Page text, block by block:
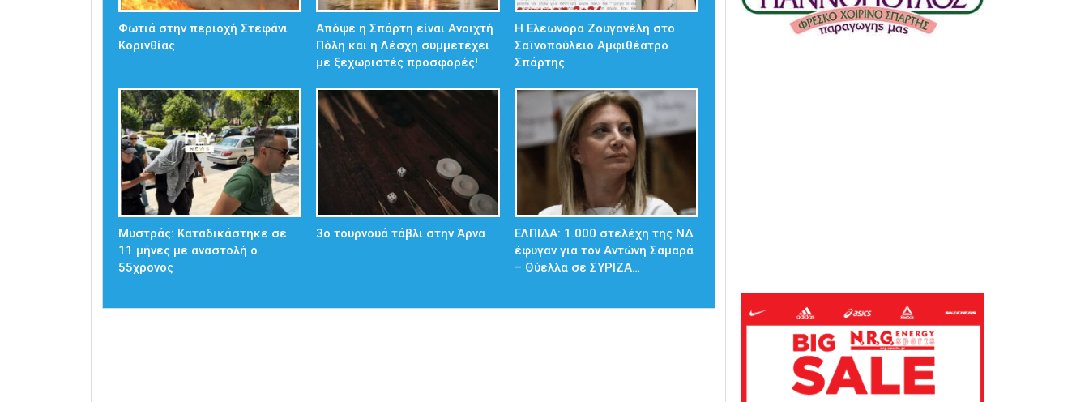
Φωτιά στην περιοχή Στεφάνι
Κορινθίας
Απόψε η Σπάρτη είναι Ανοιχτή
Πόλη και η Λέσχη συμμετέχει
με ξεχωριστές προσφορές!
Η Ελεωνόρα Ζουγανέλη στο
Σαϊνοπούλειο Αμφιθέατρο
Σπάρτης
Μυστράς: Καταδικάστηκε σε
11 μήνες με αναστολή ο
55χρονος
3ο τουρνουά τάβλι στην Άρνα
ΕΛΠΙΔΑ: 1.000 στελέχη της ΝΔ
έφυγαν για τον Αντώνη Σαμαρά
– Θύελλα σε ΣΥΡΙΖΑ…